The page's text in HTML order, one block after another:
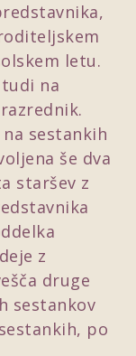
letu.
na
sestankih
še dva
staršev z
z
druge
sestankov
po